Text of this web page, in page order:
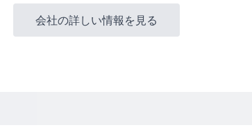
会社の詳しい情報を見る